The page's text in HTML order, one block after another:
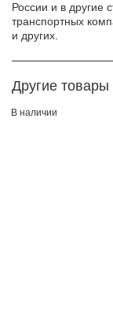
России и в
транспортных
и других.
Другие товары
В наличии